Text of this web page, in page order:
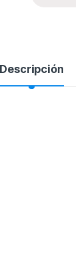
Descripción